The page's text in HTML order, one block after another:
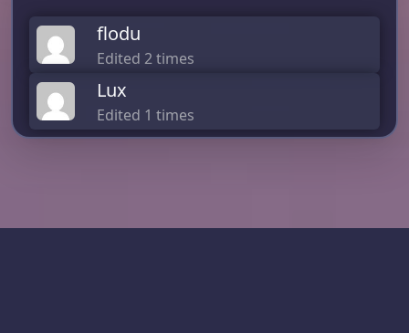
flodu
Edited 2 times
Lux
Edited 1 times